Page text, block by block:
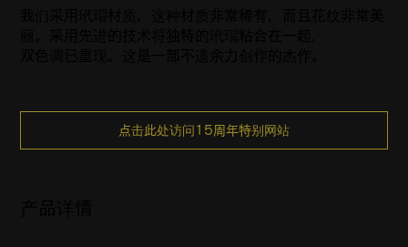
点击此处访问15周年特别网站